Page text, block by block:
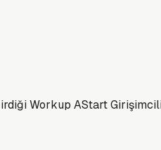
Workup AStart